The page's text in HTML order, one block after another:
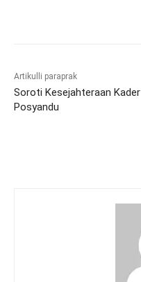
Artikulli paraprak
Soroti Kesejahteraan Kader
Posyandu